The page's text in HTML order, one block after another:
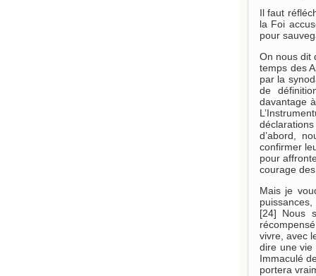
Il faut
la Foi
pour
On nous dit
temps des
par la
de
davantage
déclarations
d’abord,
confirmer
pour
courage
Mais je
[24] Nous
vivre, avec
dire une
Immaculé
portera